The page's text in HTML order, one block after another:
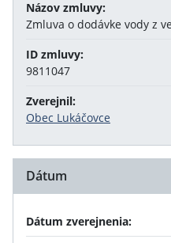
Názov zmluvy:
Zmluva o dodávke vody z
ID zmluvy:
9811047
Zverejnil:
Obec Lukáčovce
Dátum
Dátum zverejnenia: